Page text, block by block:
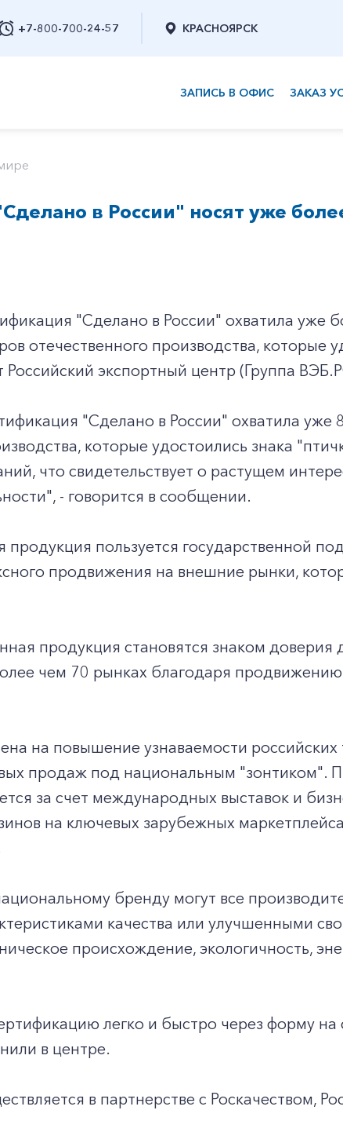
+7-800-700-24-57
Заказать обратный звонок
КРАСНОЯРСК
ЗАПИСЬ В ОФИС ЗАКАЗ
в России" носят уже
"Сделано в России" охватила уже
отечественного производства, которые
экспортный центр (Группа
"Сделано в России" охватила уже
которые удостоились знака
что свидетельствует о растущем
- говорится в сообщении.
продукция пользуется государственной
продвижения на внешние рынки,
продукция становятся знаком
чем 70 рынках благодаря
на повышение узнаваемости
продаж под национальным "зонтиком".
за счет международных выставок и
на ключевых зарубежных
бренду могут все
качества или улучшенными
происхождение, экологичность,
легко и быстро через форму на
в центре.
в партнерстве с Роскачеством,